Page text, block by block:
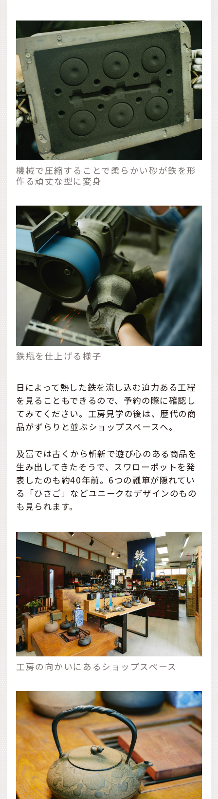
機械で圧縮することで柔らかい砂が鉄を形
作る頑丈な型に変身
鉄瓶を仕上げる様子
日によって熱した鉄を流し込む迫力ある工程
を見ることもできるので、予約の際に確認し
てみてください。工房見学の後は、歴代の商
品がずらりと並ぶショップスペースへ。
及富では古くから斬新で遊び心のある商品を
生み出してきたそうで、スワローポットを発
表したのも約40年前。6つの瓢箪が隠れてい
る「ひさご」などユニークなデザインのもの
も見られます。
工房の向かいにあるショップスペース